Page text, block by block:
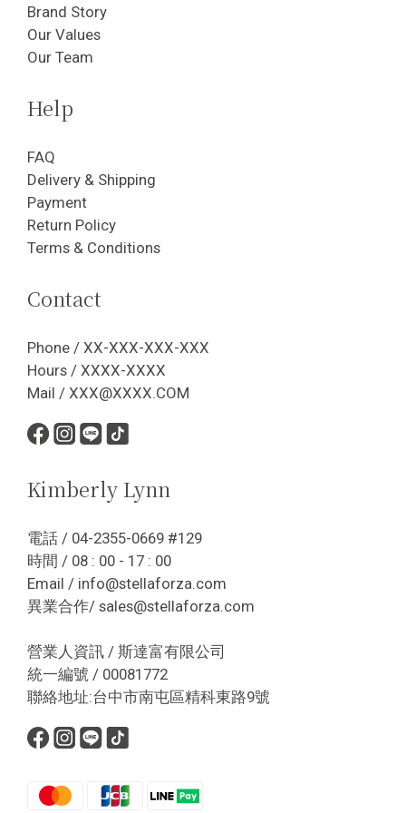
Brand Story
Our Values
Our Team
Help
FAQ
Delivery & Shipping
Payment
Return Policy
Terms & Conditions
Contact
Phone / XX-XXX-XXX-XXX
Hours / XXXX-XXXX
Mail / XXX@XXXX.COM
Kimberly Lynn
電話 / 04-2355-0669 #129
時間 / 08 : 00 - 17 : 00
Email / info@stellaforza.com
異業合作/ sales@stellaforza.com
營業人資訊 / 斯達富有限公司
統一編號 / 00081772
聯絡地址:台中市南屯區精科東路9號